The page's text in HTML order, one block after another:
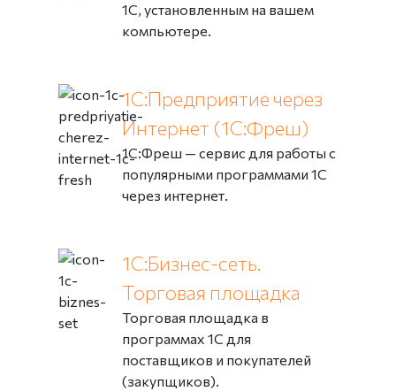
1С, установленным на вашем
компьютере.
1С:Предприятие через
Интернет (1С:Фреш)
1С:Фреш — сервис для работы с
популярными программами 1С
через интернет.
1С:Бизнес-сеть.
Торговая площадка
Торговая площадка в
программах 1С для
поставщиков и покупателей
(закупщиков).